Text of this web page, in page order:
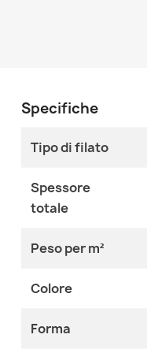
Specifiche
Tipo di filato
Spessore
totale
Peso per m²
Colore
Forma